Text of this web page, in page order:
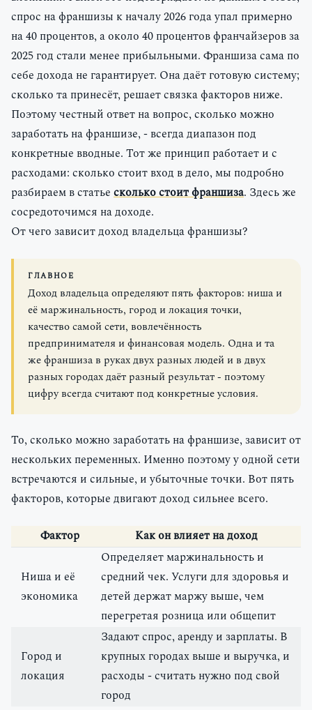
спрос на франшизы к началу 2026 года упал примерно
на 40 процентов, а около 40 процентов франчайзеров за
2025 год стали менее прибыльными. Франшиза сама по
себе дохода не гарантирует. Она даёт готовую систему;
сколько та принесёт, решает связка факторов ниже.
Поэтому честный ответ на вопрос, сколько можно
заработать на франшизе, - всегда диапазон под
конкретные вводные. Тот же принцип работает и с
расходами: сколько стоит вход в дело, мы подробно
разбираем в статье сколько стоит франшиза. Здесь же
сосредоточимся на доходе.
От чего зависит доход владельца франшизы?
ГЛАВНОЕ
Доход владельца определяют пять факторов: ниша и
её маржинальность, город и локация точки,
качество самой сети, вовлечённость
предпринимателя и финансовая модель. Одна и та
же франшиза в руках двух разных людей и в двух
разных городах даёт разный результат - поэтому
цифру всегда считают под конкретные условия.
То, сколько можно заработать на франшизе, зависит от
нескольких переменных. Именно поэтому у одной сети
встречаются и сильные, и убыточные точки. Вот пять
факторов, которые двигают доход сильнее всего.
Фактор Как он влияет на доход
Ниша и её
экономика
Определяет маржинальность и
средний чек. Услуги для здоровья и
детей держат маржу выше, чем
перегретая розница или общепит
Город и
локация
Задают спрос, аренду и зарплаты. В
крупных городах выше и выручка, и
расходы - считать нужно под свой
город